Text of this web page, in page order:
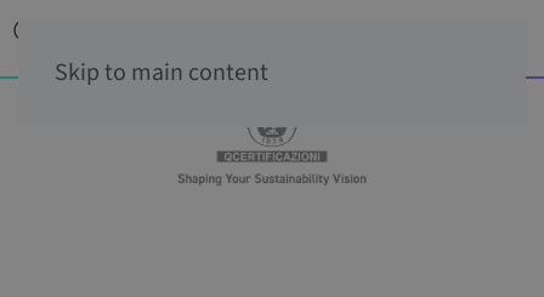
Skip to main content